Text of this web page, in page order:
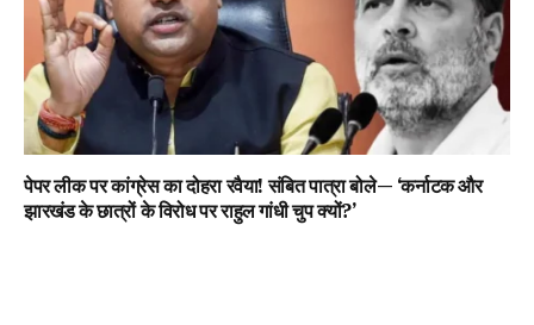
पेपर लीक पर कांग्रेस का दोहरा रवैया! संबित पात्रा बोले— ‘कर्नाटक और
झारखंड के छात्रों के विरोध पर राहुल गांधी चुप क्यों?’